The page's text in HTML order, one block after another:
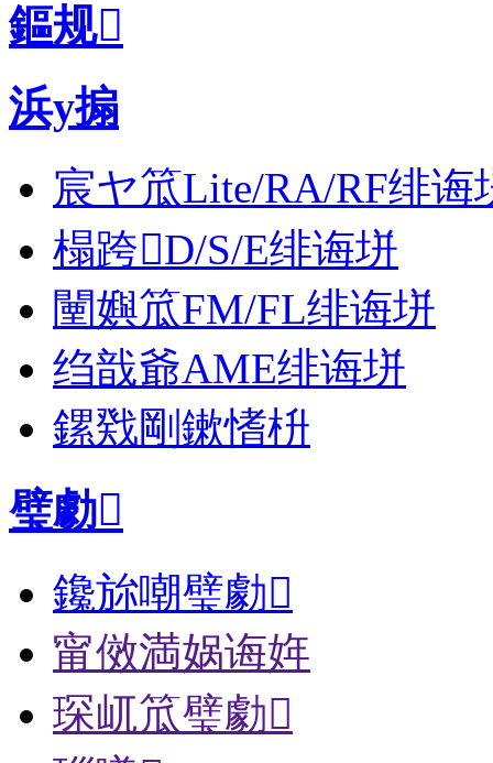
鏂规
浜у搧
宸ヤ笟Lite/RA/RF绯诲
榻跨D/S/E绯诲垪
闉嬩笟FM/FL绯诲垪
绉戠爺AME绯诲垪
鏍戣剛鏉愭枡
璧勮
鑱旀嘲璧勮
甯傚満娲诲姩
琛屼笟璧勮